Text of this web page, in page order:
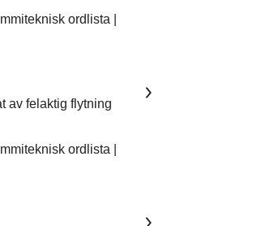
ordlista |
av felaktig flytning
ordlista |